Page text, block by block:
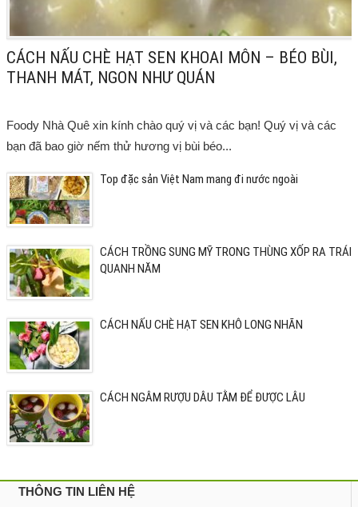
CÁCH NẤU CHÈ HẠT SEN KHOAI MÔN – BÉO BÙI,
THANH MÁT, NGON NHƯ QUÁN
Foody Nhà Quê xin kính chào quý vị và các bạn! Quý vị và các
bạn đã bao giờ nếm thử hương vị bùi béo...
Top đặc sản Việt Nam mang đi nước ngoài
CÁCH TRỒNG SUNG MỸ TRONG THÙNG XỐP RA TRÁI
QUANH NĂM
CÁCH NẤU CHÈ HẠT SEN KHÔ LONG NHÃN
CÁCH NGÂM RƯỢU DÂU TẰM ĐỂ ĐƯỢC LÂU
THÔNG TIN LIÊN HỆ